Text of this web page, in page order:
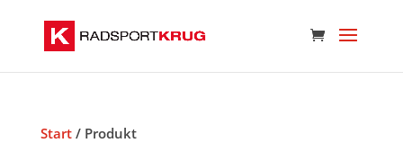
Start/ Produkt